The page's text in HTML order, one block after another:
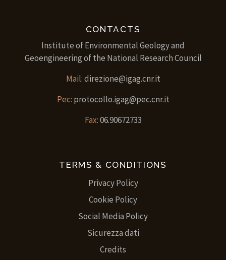
CONTACTS
Institute of Environmental Geology and
Geoengineering of the National Research Council
Mail:direzione@igag.cnr.it
Pec: protocollo.igag@pec.cnr.it
Fax:06.90672733
TERMS & CONDITIONS
Privacy Policy
Cookie Policy
Social Media Policy
Sicurezza dati
Credits